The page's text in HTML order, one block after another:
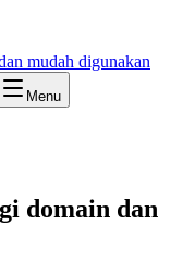
mudah digunakan
Menu
domain dan